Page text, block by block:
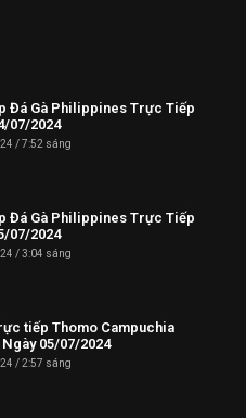
vs A.Minh S.Trăng 3100g
vs A.Tuấn H.Môn 3000g
A.Minh L.An 3000g
Hiệu, P. Nguyễn Trãi, Hà
Đá Gà Philippines Trực Tiếp
07/2024
7:52 sáng
Đá Gà Philippines Trực Tiếp
07/2024
3:04 sáng
tiếp Thomo Campuchia
Ngày 05/07/2024
2:57 sáng